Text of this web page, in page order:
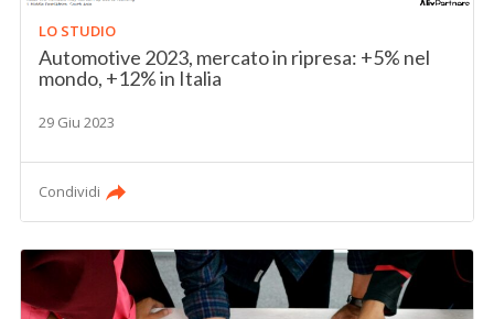
LO STUDIO
Automotive 2023, mercato in ripresa: +5% nel
mondo, +12% in Italia
29 Giu 2023
Condividi